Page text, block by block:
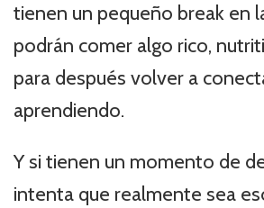
tienen un pequeño break en
podrán comer algo rico,
para después volver a
aprendiendo.
Y si tienen un momento de
intenta que realmente sea